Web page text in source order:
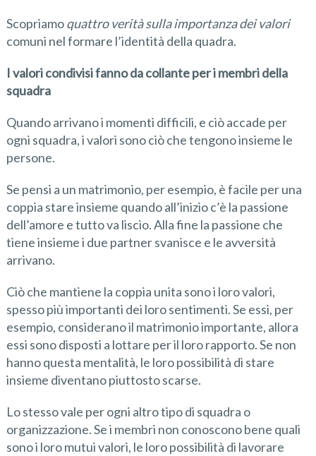
Scopriamoquattro verità sulla importanza dei valori
comuni nel formare l’identità della quadra.
I valori condivisi fanno da collante per i membri della
squadra
Quando arrivano i momenti difficili, e ciò accade per
ogni squadra, i valori sono ciò che tengono insieme le
persone.
Se pensi a un matrimonio, per esempio, è facile per una
coppia stare insieme quando all’inizio c’è la passione
dell’amore e tutto va liscio. Alla fine la passione che
tiene insieme i due partner svanisce e le avversità
arrivano.
Ciò che mantiene la coppia unita sono i loro valori,
spesso più importanti dei loro sentimenti. Se essi, per
esempio, considerano il matrimonio importante, allora
essi sono disposti a lottare per il loro rapporto. Se non
hanno questa mentalità, le loro possibilità di stare
insieme diventano piuttosto scarse.
Lo stesso vale per ogni altro tipo di squadra o
organizzazione. Se i membri non conoscono bene quali
sono i loro mutui valori, le loro possibilità di lavorare